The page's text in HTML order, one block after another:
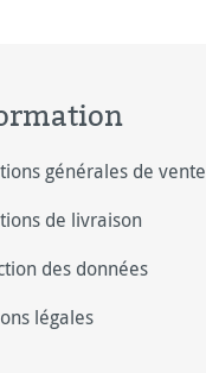
générales de vente
de livraison
des données
légales